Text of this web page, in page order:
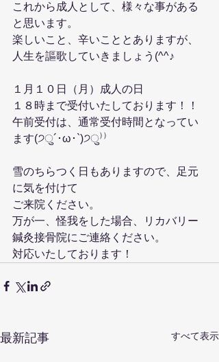
これから成人として、様々な事がある
と思います。
楽しいこと、辛いこととありますが、
人生を謳歌していきましょう(^^♪
１月１０日（月）成人の日
１８時まで受付いたしております！！
午前受付は、通常受付時間となってい
ます(੭ु´･ω･`)੭ु⁾⁾
雪のちらつく日もありますので、足元
に気を付けて
ご来院ください。
万が一、怪我をした場合、リカバリー
鍼灸接骨院にご連絡ください。
対応いたしております！
最新記事 すべて表示